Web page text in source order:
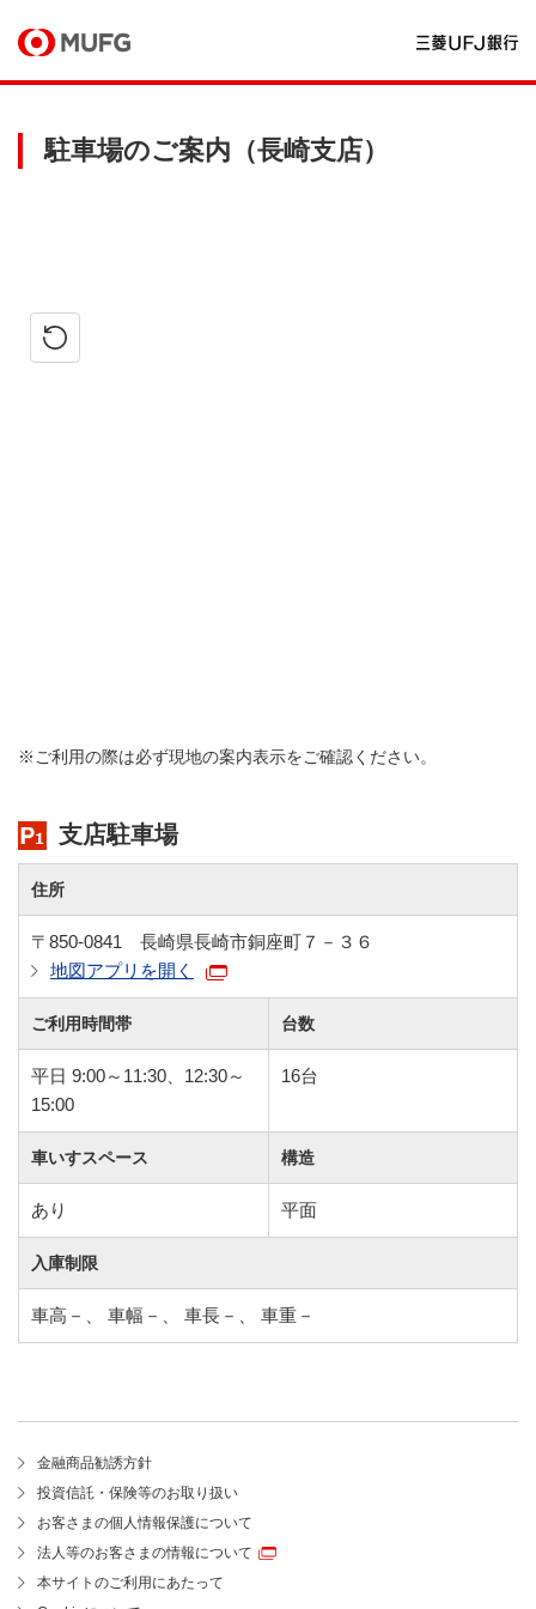
駐車場のご案内（長崎支店）
※ご利用の際は必ず現地の案内表示をご確認ください。
支店駐車場
住所
〒850-0841 長崎県長崎市銅座町７－３６
地図アプリを開く
ご利用時間帯
平日 9:00～11:30、12:30～
15:00
台数
16台
車いすスペース
あり
構造
平面
入庫制限
車高－、 車幅－、 車長－、 車重－
金融商品勧誘方針
投資信託・保険等のお取り扱い
お客さまの個人情報保護について
法人等のお客さまの情報について
本サイトのご利用にあたって